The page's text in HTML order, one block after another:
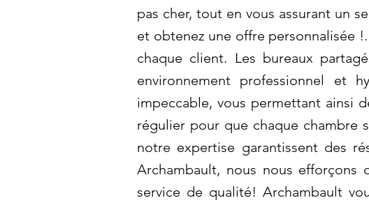
pas cher, tout en vous assurant un
et obtenez une offre personnalisée
chaque client. Les bureaux
environnement professionnel et
impeccable, vous permettant ainsi
régulier pour que chaque chambre
notre expertise garantissent des
Archambault, nous nous
service de qualité! Archambault